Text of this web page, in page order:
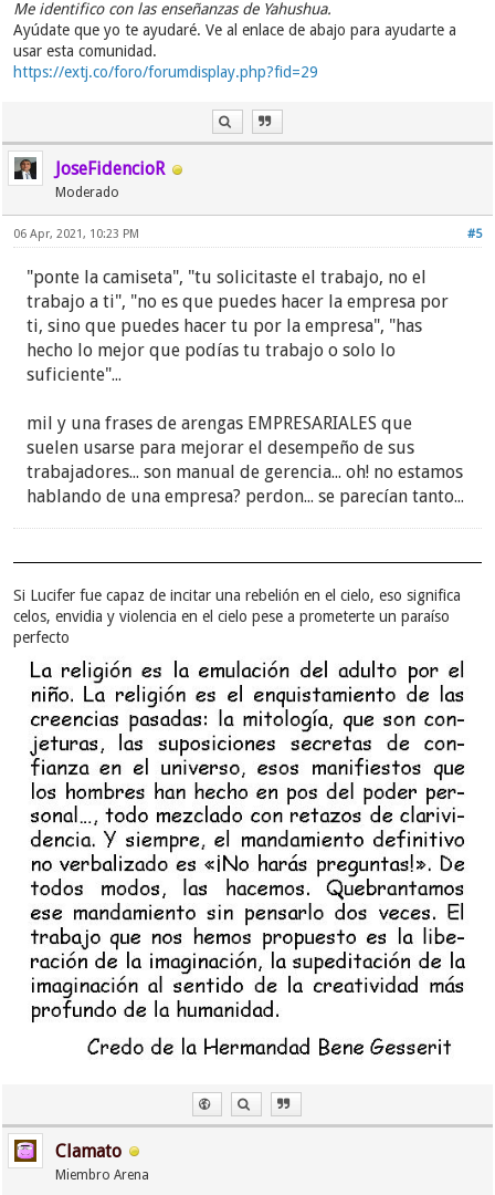
Me identifico con las enseñanzas de Yahushua.
Ayúdate que yo te ayudaré. Ve al enlace de abajo para ayudarte a
usar esta comunidad.
https://extj.co/foro/forumdisplay.php?fid=29
JoseFidencioR
Moderado
#5
06 Apr, 2021, 10:23 PM
"ponte la camiseta", "tu solicitaste el trabajo, no el
trabajo a ti", "no es que puedes hacer la empresa por
ti, sino que puedes hacer tu por la empresa", "has
hecho lo mejor que podías tu trabajo o solo lo
suficiente"...
mil y una frases de arengas EMPRESARIALES que
suelen usarse para mejorar el desempeño de sus
trabajadores... son manual de gerencia... oh! no estamos
hablando de una empresa? perdon... se parecían tanto...
Si Lucifer fue capaz de incitar una rebelión en el cielo, eso significa
celos, envidia y violencia en el cielo pese a prometerte un paraíso
perfecto
Clamato
Miembro Arena